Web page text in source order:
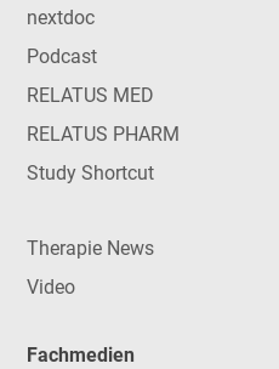
nextdoc
Podcast
RELATUS MED
RELATUS PHARM
Study Shortcut
Therapie News
Video
Fachmedien